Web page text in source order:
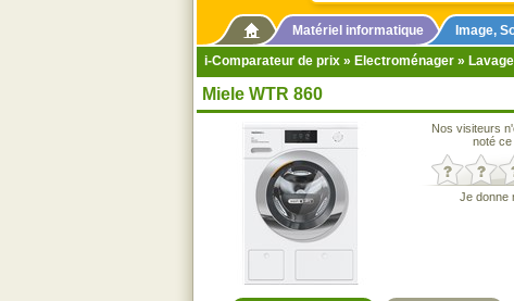
Matériel informatique Image,
i-Comparateur de prix » Electroménager »
Miele WTR 860
Nos visiteurs
noté ce
Je donne